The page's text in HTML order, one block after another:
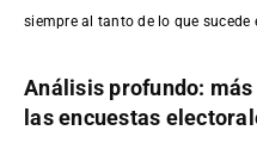
siempre al tanto de lo que sucede
Análisis profundo:
las encuestas